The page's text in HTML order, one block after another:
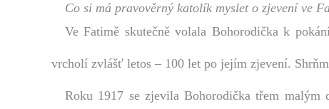
Co si má pravověrný katolík myslet o zjevení ve
Ve Fatimě skutečně volala Bohorodička k
vrcholí zvlášť letos – 100 let po jejím zjevení.
Roku 1917 se zjevila Bohorodička třem